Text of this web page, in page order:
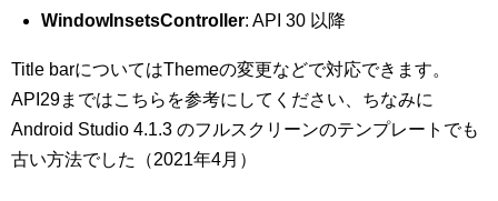
WindowInsetsController: API 30 以降
Title barについてはThemeの変更などで対応できます。
API29まではこちらを参考にしてください、ちなみに
Android Studio 4.1.3 のフルスクリーンのテンプレートでも
古い方法でした（2021年4月）